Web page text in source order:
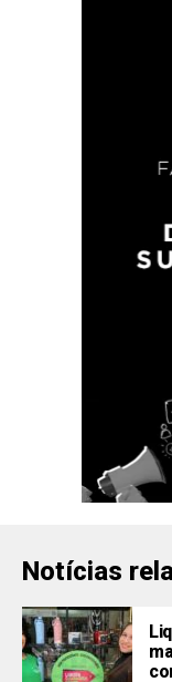
Notícias